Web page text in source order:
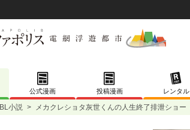
公式漫画 投稿漫画 レンタル
BL小説 > メカクレショタ灰世くんの人生終了排泄ショー